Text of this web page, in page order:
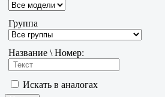
Группа
Название \ Номер:
Искать в аналогах